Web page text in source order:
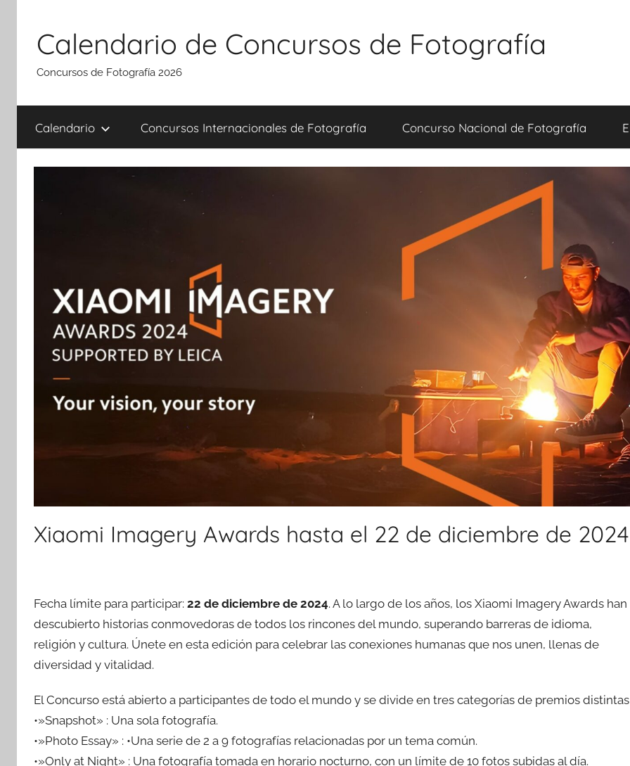
contenido
Calendario de Concursos de Fotografía
Concursos de Fotografía 2026
Calendario Concursos Internacionales de Fotografía Concurso Nacional de Fotografía
Xiaomi Imagery Awards hasta el 22 de diciembre de 2024
Fecha límite para participar: 22 de diciembre de 2024. A lo largo de los años, los Xiaomi Imagery Awards han
descubierto historias conmovedoras de todos los rincones del mundo, superando barreras de idioma,
religión y cultura. Únete en esta edición para celebrar las conexiones humanas que nos unen, llenas de
diversidad y vitalidad.
El Concurso está abierto a participantes de todo el mundo y se divide en tres categorías de premios
•»Snapshot» : Una sola fotografía.
•»Photo Essay» : •Una serie de 2 a 9 fotografías relacionadas por un tema común.
•»Only at Night» : Una fotografía tomada en horario nocturno, con un límite de 10 fotos subidas al día.